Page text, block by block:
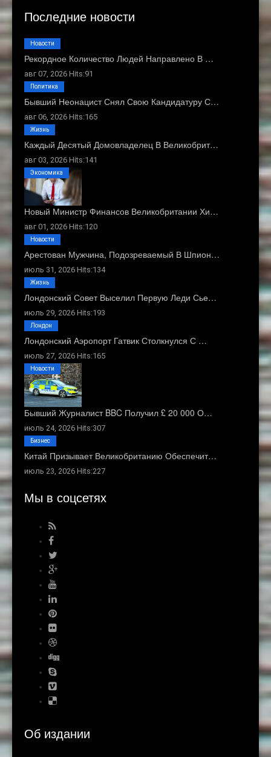
Последние новости
Рекордное Количество Людей Направлено В …
авг 07, 2026 Hits:91
Новости
Бывший Неонацист Снял Свою Кандидатуру С…
авг 06, 2026 Hits:165
Политика
Каждый Десятый Домовладелец В Великобрит…
авг 03, 2026 Hits:141
Жизнь
Новый Министр Финансов Великобритании Хи…
авг 01, 2026 Hits:120
Экономика
Арестован Мужчина, Подозреваемый В Шпион…
июль 31, 2026 Hits:134
Новости
Лондонский Совет Выселил Первую Леди Сье…
июль 29, 2026 Hits:193
Жизнь
Лондонский Аэропорт Гатвик Столкнулся С …
июль 27, 2026 Hits:165
Лондон
Бывший Журналист BBC Получил £ 20 000 О…
июль 24, 2026 Hits:307
Новости
Китай Призывает Великобританию Обеспечит…
июль 23, 2026 Hits:227
Бизнес
Мы в соцсетях
Об издании